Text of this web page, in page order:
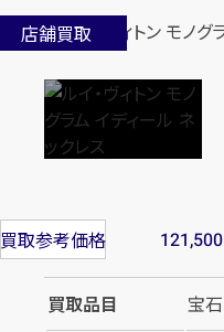
店舗買取
買取参考価格 121,500
買取品目
宝石